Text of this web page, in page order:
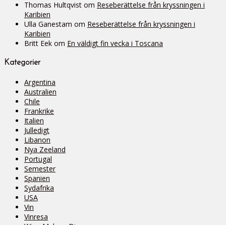
Thomas Hultqvist om Reseberättelse från kryssningen i
Karibien
Ulla Ganestam om Reseberättelse från kryssningen i
Karibien
Britt Eek om En väldigt fin vecka i Toscana
Kategorier
Argentina
Australien
Chile
Frankrike
Italien
Julledigt
Libanon
Nya Zeeland
Portugal
Semester
Spanien
Sydafrika
USA
Vin
Vinresa